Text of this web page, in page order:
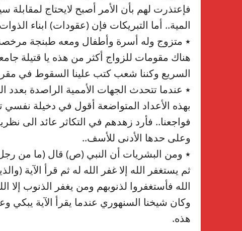
فإعتذرت لهم بأن الأمر أصبح لايحتاج لمقابلة
المية.. أما التبريكات فإن (عقودات) ابناء
٭ متزوج وله أسرة وأطفال ومعه طبنجة
هناك مقومات للزواج أكثر من هذه يا قتيلة
السريع وكننا شعب كتب علينا السقوط في
٭ عندما تتحدث الجهات الأممية الراصدة بعدد
بهذه الأعداد المتواضعة أقول في دخيلة نفسي
فواجعنا.. فأرد زهدهم في التكاثر عائد الى
وعلى حدها الأدنى للأسف..
٭ ومن البشريات أن النبي (ص) قال (ما من
ثم يستغفر الله إلا غفر الله له ثم قرأ الآية
الله فأستغفروا لذنوبهم ومن يغفر الذنوب
وكان شيخنا السنهوري عندما يقرأ الآية يبكي
هذه.